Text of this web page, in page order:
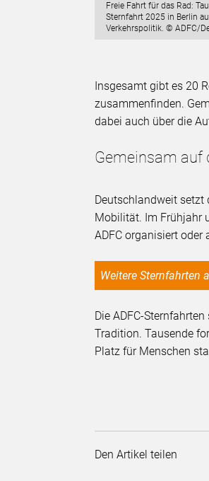
Freie Fahrt für das Rad:
Sternfahrt 2025 in Berlin
Verkehrspolitik. © ADFC/
Insgesamt gibt es 20
zusammenfinden.
dabei auch über die
Gemeinsam auf
Deutschlandweit setzt
Mobilität. Im Frühjahr
ADFC organisiert
Weitere
Die ADFC-
Tradition. Tausende
Platz für Menschen
Den Artikel teilen